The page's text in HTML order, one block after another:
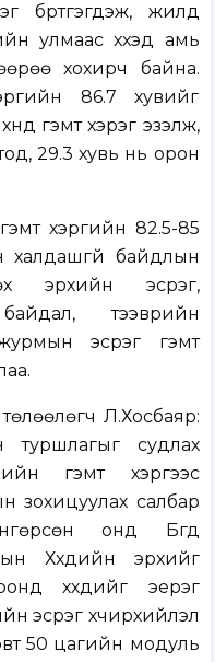
бүртгэгдэж, жилд
улмаас хүүхэд амь
хохирч байна.
86.7 хувийг
гэмт хэрэг эзэлж,
29.3 хувь нь орон
хэргийн 82.5-85
халдашгүй байдлын
эрхийн эсрэг,
тээврийн
эсрэг гэмт
Л.Хосбаяр:
судлах
гэмт хэргээс
зохицуулах салбар
онд Бүгд
Хүүхдийн эрхийг
хүүхдийг эерэг
эсрэг хүчирхийлэл
50 цагийн модуль